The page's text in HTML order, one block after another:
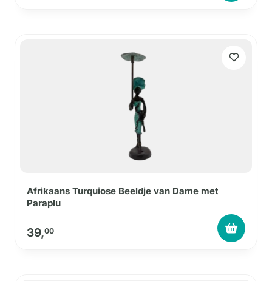
Afrikaans Turquiose Beeldje van Dame met
Paraplu
39,00